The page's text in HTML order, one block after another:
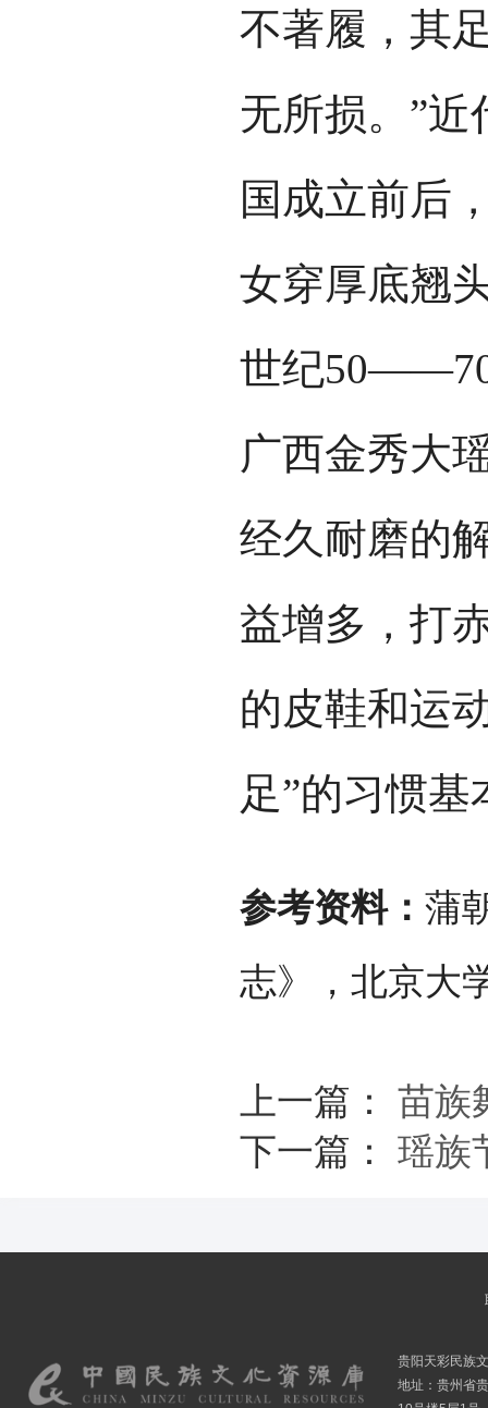
不著履，其
无所损。”
国成立前后
女穿厚底翘
世纪
广西金秀大
经久耐磨的
益增多，打
的皮鞋和运
足”的习惯
参考资料： 蒲
志》，北京大
上一篇： 苗族
下一篇： 瑶族
贵阳天彩民族
地址：贵州省